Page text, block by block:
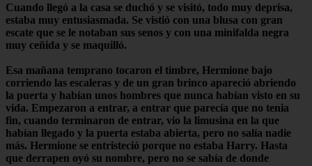
Cuando llegó a la casa se duchó y se visitó, todo muy deprisa,
estaba muy entusiasmada. Se vistió con una blusa con gran
escate que se le notaban sus senos y con una minifalda negra
muy ceñida y se maquilló.
Esa mañana temprano tocaron el timbre, Hermione bajo
corriendo las escaleras y de un gran brinco apareció abriendo
la puerta y habían unos hombres que nunca habían visto en su
vida. Empezaron a entrar, a entrar que parecía que no tenia
fin, cuando terminaron de entrar, vio la limusina en la que
habían llegado y la puerta estaba abierta, pero no salía nadie
más. Hermione se entristeció porque no estaba Harry. Hasta
que derrapen oyó su nombre, pero no se sabía de donde